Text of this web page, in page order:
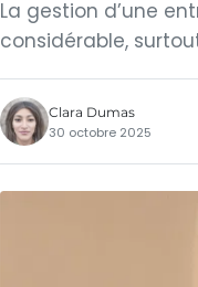
La gestion d’une
considérable,
Clara Dumas
30 octobre 2025